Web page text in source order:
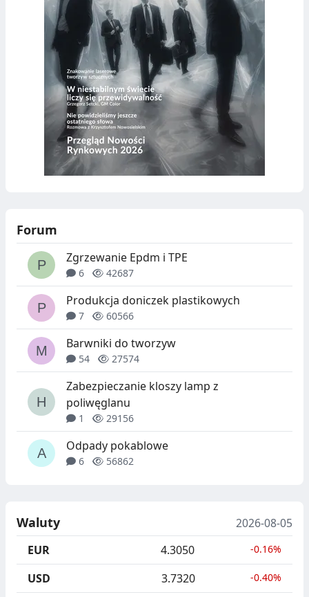
Forum
Zgrzewanie Epdm i TPE
6 42687
Produkcja doniczek plastikowych
7 60566
Barwniki do tworzyw
54 27574
Zabezpieczanie kloszy lamp z
poliwęglanu
1 29156
Odpady pokablowe
6 56862
Waluty
2026-08-05
EUR
4.3050 -0.16%
USD 3.7320 -0.40%